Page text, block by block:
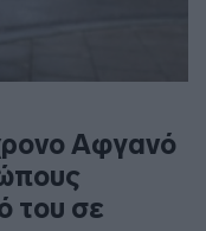
Αφγανό
του σε